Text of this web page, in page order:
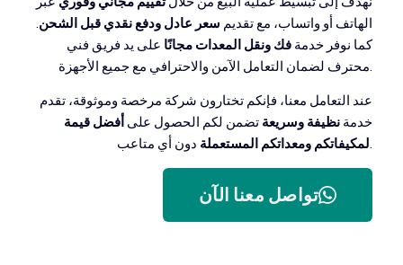
الهاتف أو واتساب، مع تقديم سعر عادل ودفع نقدي قبل الشحن
كما نوفر خدمة فك ونقل المعدات مجانًا على يد فريق فني
عند التعامل معنا، فإنكم تختارون شركة مرخصة وموثوقة، تقدم
خدمة نظيفة وسريعة تضمن لكم الحصول على أفضل قيمة
لمكيفاتكم ومعداتكم المستعملةدون أي متاعب.
تواصل معنا الآن